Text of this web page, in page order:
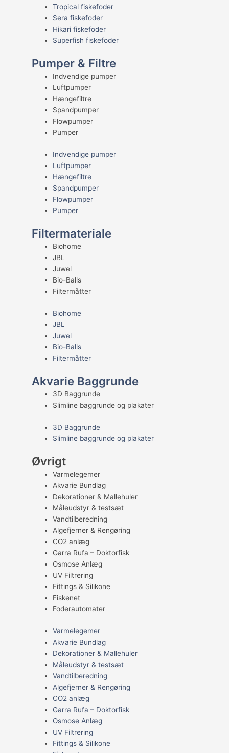
Tropical fiskefoder
Sera fiskefoder
Hikari fiskefoder
Superfish fiskefoder
Pumper & Filtre
Indvendige pumper
Luftpumper
Hængefiltre
Spandpumper
Flowpumper
Pumper
Indvendige pumper
Luftpumper
Hængefiltre
Spandpumper
Flowpumper
Pumper
Filtermateriale
Biohome
JBL
Juwel
Bio-Balls
Filtermåtter
Biohome
JBL
Juwel
Bio-Balls
Filtermåtter
Akvarie Baggrunde
3D Baggrunde
Slimline baggrunde og plakater
3D Baggrunde
Slimline baggrunde og plakater
Øvrigt
Varmelegemer
Akvarie Bundlag
Dekorationer & Mallehuler
Måleudstyr & testsæt
Vandtilberedning
Algefjerner & Rengøring
CO2 anlæg
Garra Rufa – Doktorfisk
Osmose Anlæg
UV Filtrering
Fittings & Silikone
Fiskenet
Foderautomater
Varmelegemer
Akvarie Bundlag
Dekorationer & Mallehuler
Måleudstyr & testsæt
Vandtilberedning
Algefjerner & Rengøring
CO2 anlæg
Garra Rufa – Doktorfisk
Osmose Anlæg
UV Filtrering
Fittings & Silikone